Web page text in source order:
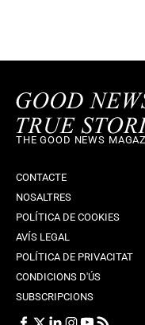
THE GOOD NEWS
CONTACTE
NOSALTRES
POLÍTICA DE COOKIES
AVÍS LEGAL
POLÍTICA DE PRIVACITAT
CONDICIONS D'ÚS
SUBSCRIPCIONS